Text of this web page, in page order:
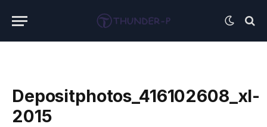
Depositphotos_416102608_xl-
2015